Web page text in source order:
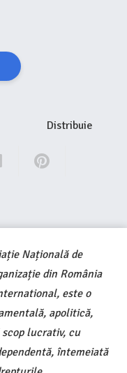
Distribuie
Națională de
din România
este o
apolitică,
lucrativ, cu
întemeiată